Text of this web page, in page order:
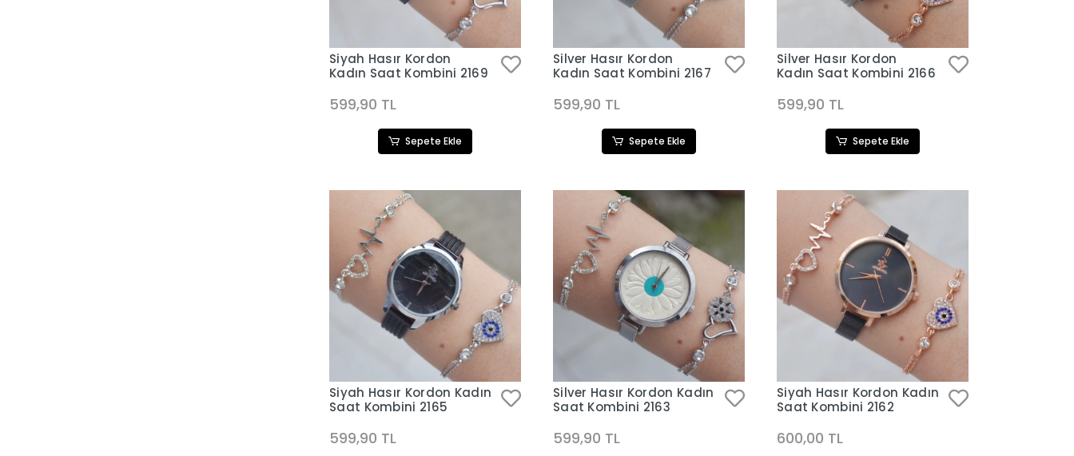
Siyah Hasır Kordon
Kadın Saat Kombini 2169
599,90 TL
Sepete Ekle
Silver Hasır Kordon
Kadın Saat Kombini 2167
599,90 TL
Sepete Ekle
Silver Hasır Kordon
Kadın Saat Kombini 2166
599,90 TL
Sepete Ekle
Siyah Hasır Kordon Kadın
Saat Kombini 2165
599,90 TL
Silver Hasır Kordon Kadın
Saat Kombini 2163
599,90 TL
Siyah Hasır Kordon Kadın
Saat Kombini 2162
600,00 TL